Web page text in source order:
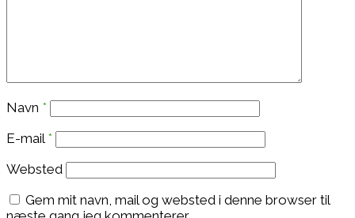
Navn *
E-mail *
Websted
Gem mit navn, mail og websted i denne browser til